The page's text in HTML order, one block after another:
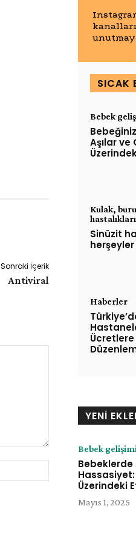
Sonraki İçerik
Antiviral
Website:
SICAK
Bebek
Aşılar ve
Kulak,
Sinüzit
herşeyler
Haberler
Ücretlere
YENI
Bebek gelişimi
Bebeklerde
Üzerindeki
Mayıs 1, 2025